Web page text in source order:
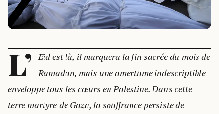
L’
Eid est là, il marquera la fin sacrée du mois de
Ramadan, mais une amertume indescriptible
enveloppe tous les cœurs en Palestine. Dans cette
terre martyre de Gaza, la souffrance persiste de